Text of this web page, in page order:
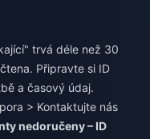
trvá déle než 30
Připravte si ID
a časový údaj.
> Kontaktujte nás
nedoručeny – ID